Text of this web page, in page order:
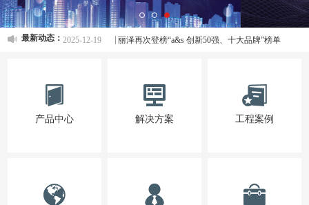
最新动态：
2024-09-13
信创、国产化的丽泽国密门禁系统
2025-05-15
丽泽智控平台：重新定义门禁出入口管理标准
2025-05-15
见证荣耀时刻，“a&s Top 数字化产品 & 解决方案”榜单公布
2025-12-19
丽泽再次登榜“a&s 创新50强、十大品牌”榜单
2025-05-15
丽泽智控平台：重新定义门禁出入口管理标准
产品中心 解决方案 工程案例